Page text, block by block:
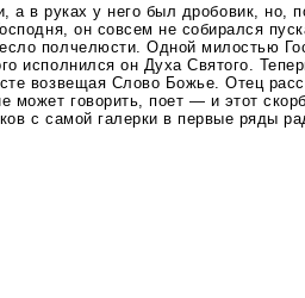
в руках у него был дробовик, но,
он совсем не собирался
полчелюсти. Одной милостью
исполнился он Духа Святого.
возвещая Слово Божье. Отец
говорить, поет — и этот
с самой галерки в первые ряды